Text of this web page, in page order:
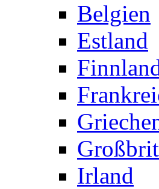
Belgien
Estland
Irland